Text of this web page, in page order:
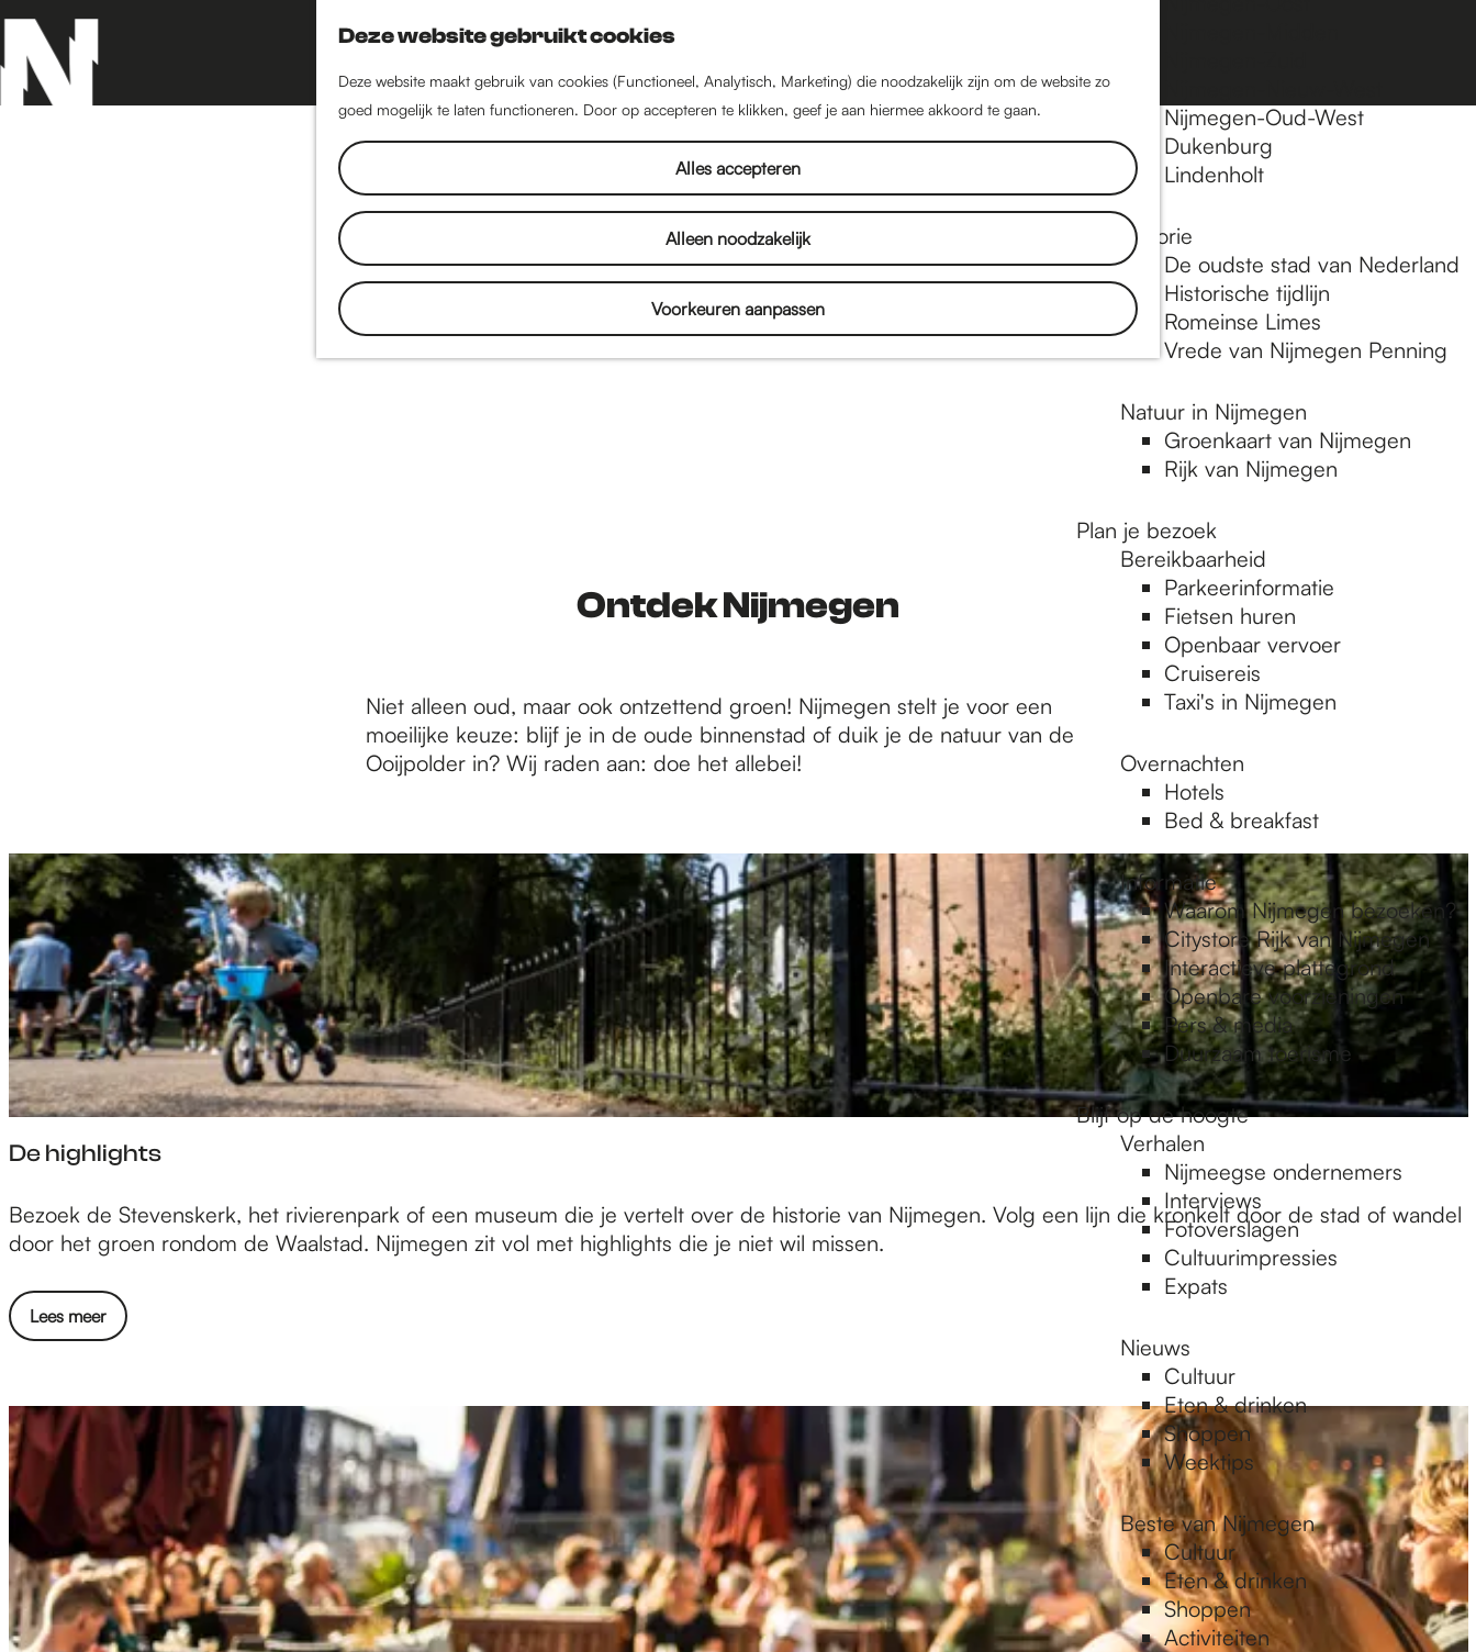
Deze website gebruikt cookies
Deze website maakt gebruik van cookies (Functioneel, Analytisch, Marketing) die noodzakelijk zijn om de website zo
goed mogelijk te laten functioneren. Door op accepteren te klikken, geef je aan hiermee akkoord te gaan.
Alles accepteren
Alleen noodzakelijk
Voorkeuren aanpassen
o
e
k
n
a
a
r
M
n
Nijmegen-Oud-West
Dukenburg
Lindenholt
Historie
De oudste stad van Nederland
Historische tijdlijn
Romeinse Limes
Vrede van Nijmegen Penning
Natuur in Nijmegen
Groenkaart van Nijmegen
Rijk van Nijmegen
Plan je bezoek
Bereikbaarheid
Parkeerinformatie
Fietsen huren
Openbaar vervoer
Cruisereis
Taxi's in Nijmegen
Overnachten
Hotels
Bed & breakfast
Informatie
Waarom Nijmegen bezoeken?
Citystore Rijk van Nijmegen
Interactieve plattegrond
Openbare voorzieningen
Pers & media
Duurzaam toerisme
Blijf op de hoogte
Verhalen
Nijmeegse ondernemers
Interviews
Fotoverslagen
Cultuurimpressies
Expats
Nieuws
Cultuur
Eten & drinken
Shoppen
Weektips
Beste van Nijmegen
Cultuur
Eten & drinken
Shoppen
Activiteiten
Ontdek Nijmegen
Niet alleen oud, maar ook ontzettend groen! Nijmegen stelt je voor een
moeilijke keuze: blijf je in de oude binnenstad of duik je de natuur van de
Ooijpolder in? Wij raden aan: doe het allebei!
De highlights
D
e
i
g
i
g
h
t
Bezoek de Stevenskerk, het rivierenpark of een museum die je vertelt over de historie van Nijmegen. Volg een lijn die kronkelt door de stad of wandel
door het groen rondom de Waalstad. Nijmegen zit vol met highlights die je niet wil missen.
Lees meer